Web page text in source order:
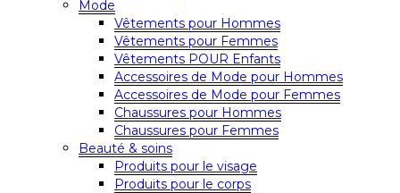
Mode
Vêtements pour Hommes
Vêtements pour Femmes
Vêtements POUR Enfants
Accessoires de Mode pour Hommes
Accessoires de Mode pour Femmes
Chaussures pour Hommes
Chaussures pour Femmes
Beauté & soins
Produits pour le visage
Produits pour le corps